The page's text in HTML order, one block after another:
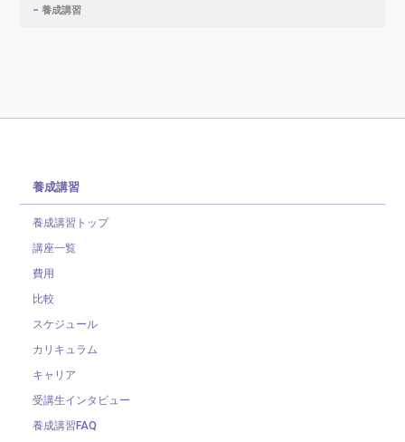
養成講習
養成講習
養成講習トップ
講座一覧
費用
比較
スケジュール
カリキュラム
キャリア
受講生インタビュー
養成講習FAQ